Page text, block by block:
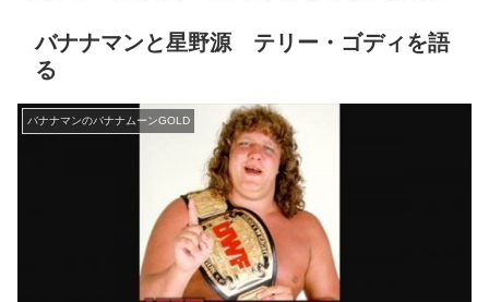
バナナマンと星野源 テリー・ゴディを語
る
バナナマンのバナナムーンGOLD